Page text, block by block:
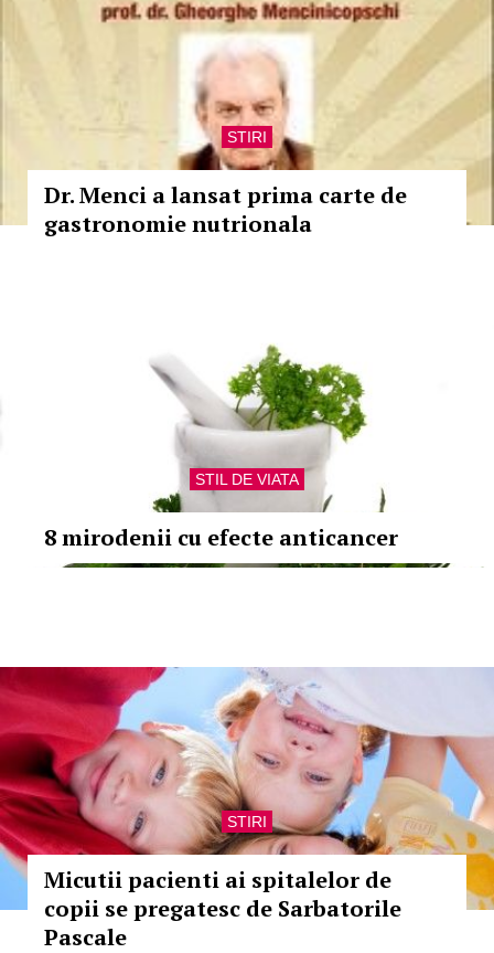
STIRI
Dr. Menci a lansat prima carte de
gastronomie nutrionala
STIL DE VIATA
8 mirodenii cu efecte anticancer
STIRI
Micutii pacienti ai spitalelor de
copii se pregatesc de Sarbatorile
Pascale